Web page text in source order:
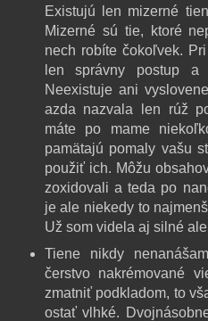
Existujú len mizerné
Mizerné sú tie, ktoré
nech robíte čokoľvek.
len správny postup a
Neexistuje ani
azda nazvala len rúž
máte po mame
pamätajú pomaly vašu
použiť ich. Môžu
zoxidovali a teda po
je ale niekedy to
Už som videla aj silné
Tiene nikdy
čerstvo nakrémované
zmatniť podkladom, to
ostať vlhké.